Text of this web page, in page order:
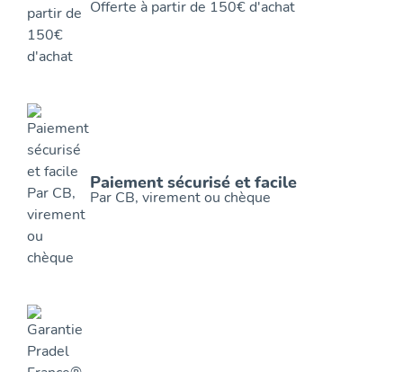
Offerte à partir de 150€ d'achat
Paiement sécurisé et facile
Par CB, virement ou chèque